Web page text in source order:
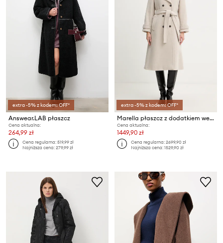
extra -5% z kodem: OFF*
Answear.LAB płaszcz
Cena aktualna:
264,99 zł
Cena regularna:519,99 zł
Najniższa cena:279,99 zł
extra -5% z kodem: OFF*
Marella płaszcz z dodatkiem wełny
Cena aktualna:
1449,90 zł
Cena regularna:2699,90 zł
Najniższa cena:1529,90 zł